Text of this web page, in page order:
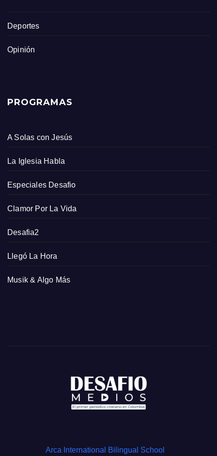
Deportes
Opinión
PROGRAMAS
A Solas con Jesús
La Iglesia Habla
Especiales Desafio
Clamor Por La Vida
Desafia2
Llegó La Hora
Musik & Algo Más
Arca International Bilingual School